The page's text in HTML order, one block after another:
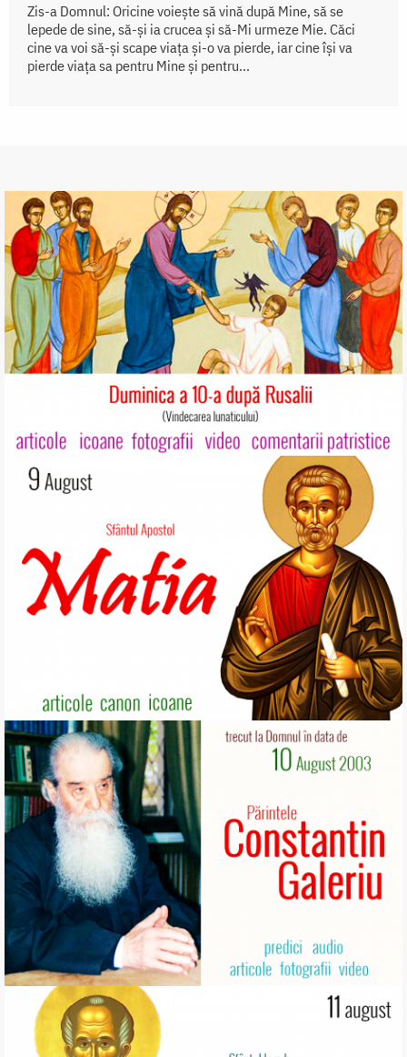
Zis-a Domnul: Oricine voiește să vină după Mine, să se
lepede de sine, să-și ia crucea și să-Mi urmeze Mie. Căci
cine va voi să-și scape viața și-o va pierde, iar cine își va
pierde viața sa pentru Mine și pentru...